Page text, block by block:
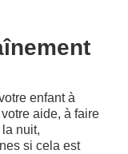
enfant à
aide, à faire
nuit,
si cela est